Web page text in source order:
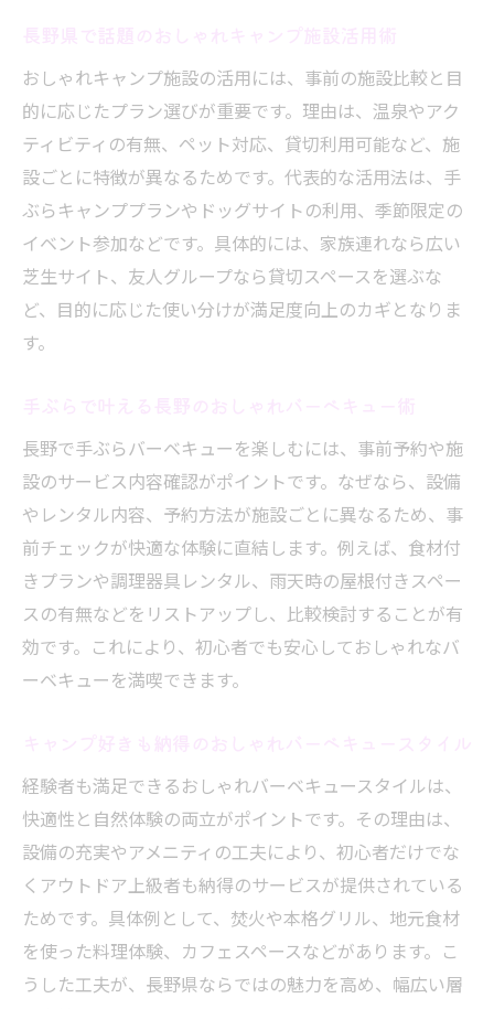
おしゃれキャンプ施設の活用には、事前の施設比較と目
的に応じたプラン選びが重要です。理由は、温泉やアク
ティビティの有無、ペット対応、貸切利用可能など、施
設ごとに特徴が異なるためです。代表的な活用法は、手
ぶらキャンププランやドッグサイトの利用、季節限定の
イベント参加などです。具体的には、家族連れなら広い
芝生サイト、友人グループなら貸切スペースを選ぶな
ど、目的に応じた使い分けが満足度向上のカギとなりま
す。
長野で手ぶらバーベキューを楽しむには、事前予約や施
設のサービス内容確認がポイントです。なぜなら、設備
やレンタル内容、予約方法が施設ごとに異なるため、事
前チェックが快適な体験に直結します。例えば、食材付
きプランや調理器具レンタル、雨天時の屋根付きスペー
スの有無などをリストアップし、比較検討することが有
効です。これにより、初心者でも安心しておしゃれなバ
ーベキューを満喫できます。
経験者も満足できるおしゃれバーベキュースタイルは、
快適性と自然体験の両立がポイントです。その理由は、
設備の充実やアメニティの工夫により、初心者だけでな
くアウトドア上級者も納得のサービスが提供されている
ためです。具体例として、焚火や本格グリル、地元食材
を使った料理体験、カフェスペースなどがあります。こ
うした工夫が、長野県ならではの魅力を高め、幅広い層